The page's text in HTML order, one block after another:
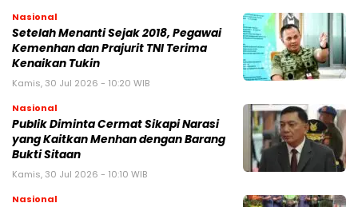
Nasional
Setelah Menanti Sejak 2018, Pegawai
Kemenhan dan Prajurit TNI Terima
Kenaikan Tukin
Kamis, 30 Jul 2026 - 10:20 WIB
Nasional
Publik Diminta Cermat Sikapi Narasi
yang Kaitkan Menhan dengan Barang
Bukti Sitaan
Kamis, 30 Jul 2026 - 10:10 WIB
Nasional